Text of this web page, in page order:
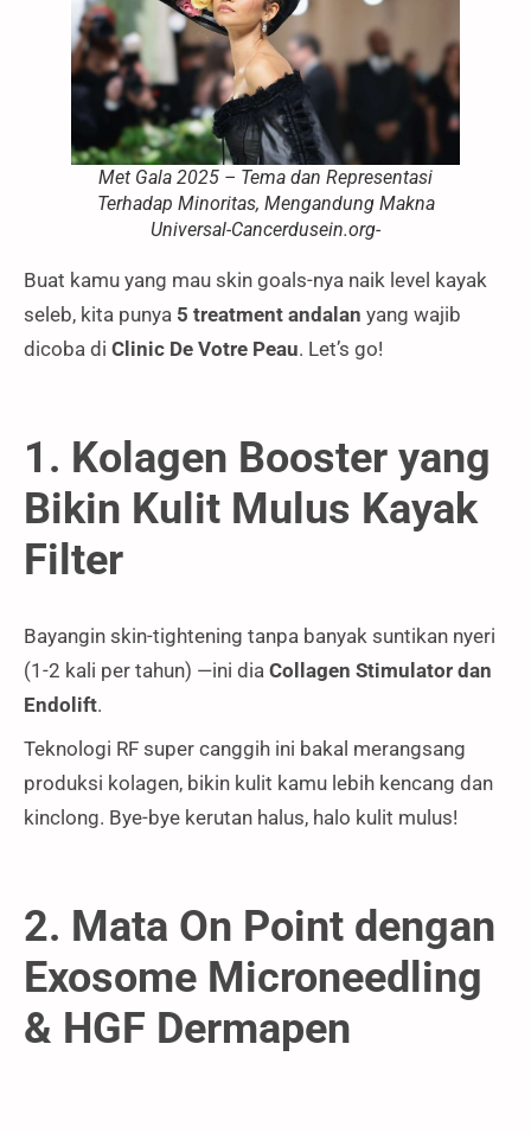
Met Gala 2025 – Tema dan Representasi
Terhadap Minoritas, Mengandung Makna
Universal-Cancerdusein.org-
Buat kamu yang mau skin goals-nya naik level kayak
seleb, kita punya 5 treatment andalan yang wajib
dicoba di Clinic De Votre Peau. Let’s go!
1. Kolagen Booster yang
Bikin Kulit Mulus Kayak
Filter
Bayangin skin-tightening tanpa banyak suntikan nyeri
(1-2 kali per tahun) —ini dia Collagen Stimulator dan
Endolift.
Teknologi RF super canggih ini bakal merangsang
produksi kolagen, bikin kulit kamu lebih kencang dan
kinclong. Bye-bye kerutan halus, halo kulit mulus!
2. Mata On Point dengan
Exosome Microneedling
& HGF Dermapen